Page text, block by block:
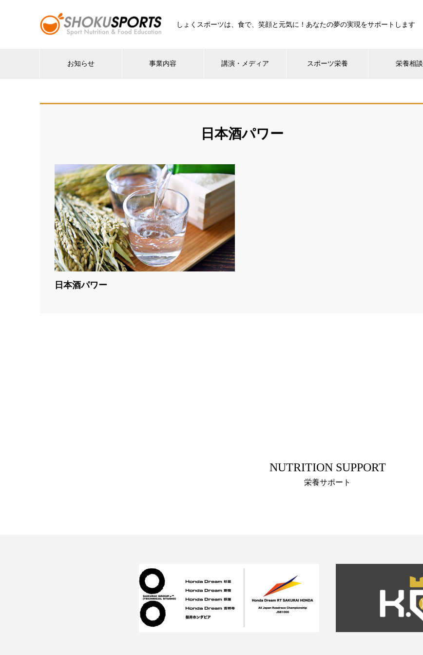
しょくスポーツは、食で、笑顔と元気に！あなたの夢の実現をサポートします
お知らせ 事業内容 講演・メディア スポーツ栄養 栄養相談
日本酒パワー
日本酒パワー
NUTRITION SUPPORT
栄養サポート